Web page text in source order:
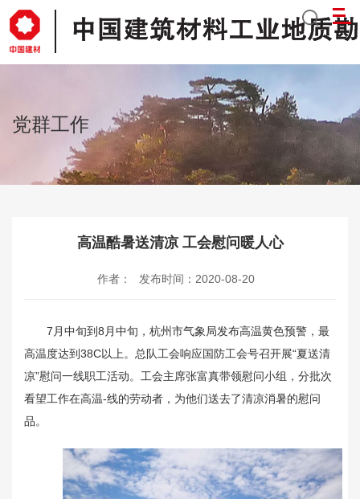
党群工作
高温酷暑送清凉 工会慰问暖人心
作者： 发布时间：2020-08-20
7月中旬到8月中旬，杭州市气象局发布高温黄色预警，最
高温度达到38C以上。总队工会响应国防工会号召开展“夏送清
凉”慰问一线职工活动。工会主席张富真带领慰问小组，分批次
看望工作在高温-线的劳动者，为他们送去了清凉消暑的慰问
品。